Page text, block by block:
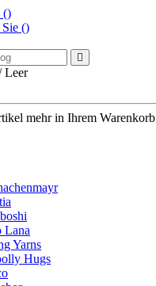
()
()
Leer
mehr in Ihrem Warenkorb
Lana
Yarns
Hugs